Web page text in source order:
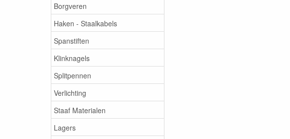
Borgveren
Haken - Staalkabels
Spanstiften
Klinknagels
Splitpennen
Verlichting
Staaf Materialen
Lagers